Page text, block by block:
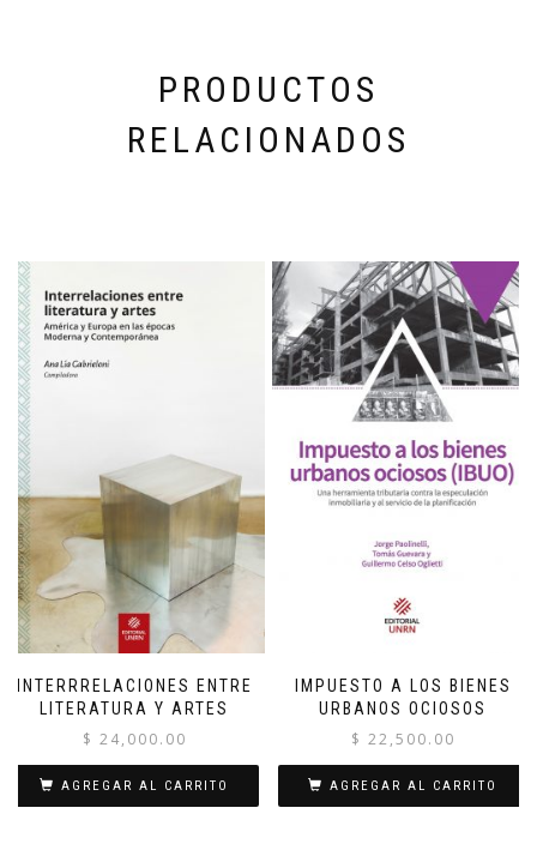
PRODUCTOS
RELACIONADOS
INTERRRELACIONES ENTRE
LITERATURA Y ARTES
$ 24,000.00
AGREGAR AL CARRITO
IMPUESTO A LOS BIENES
URBANOS OCIOSOS
$ 22,500.00
AGREGAR AL CARRITO